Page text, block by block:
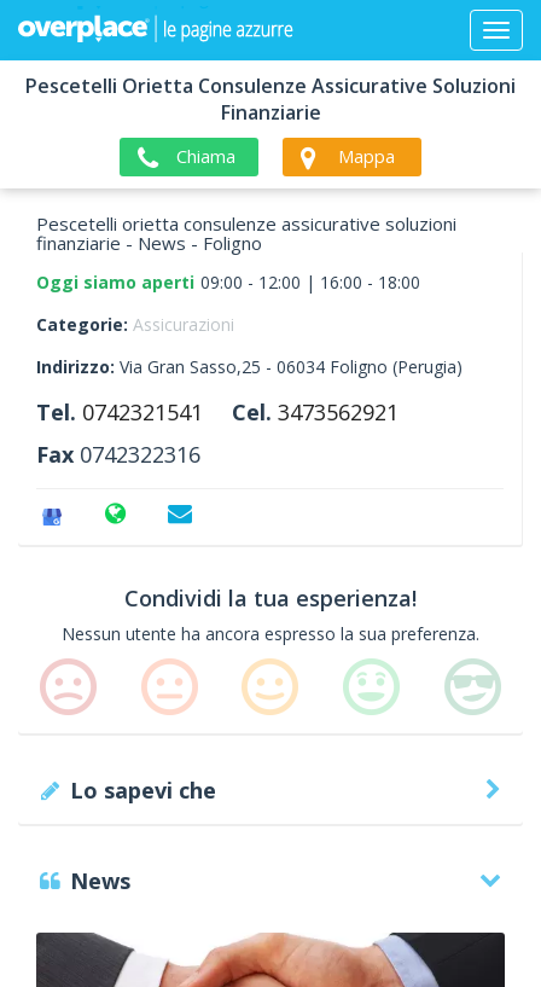
Pescetelli Orietta Consulenze Assicurative Soluzioni
Finanziarie
Chiama Mappa
Pescetelli orietta consulenze assicurative soluzioni
finanziarie - News - Foligno
Oggi siamo aperti 09:00 - 12:00 | 16:00 - 18:00
Categorie: Assicurazioni
Indirizzo: Via Gran Sasso,25 - 06034 Foligno (Perugia)
Tel. 0742321541 Cel. 3473562921
Fax 0742322316
Condividi la tua esperienza!
Nessun utente ha ancora espresso la sua preferenza.
Lo sapevi che
News